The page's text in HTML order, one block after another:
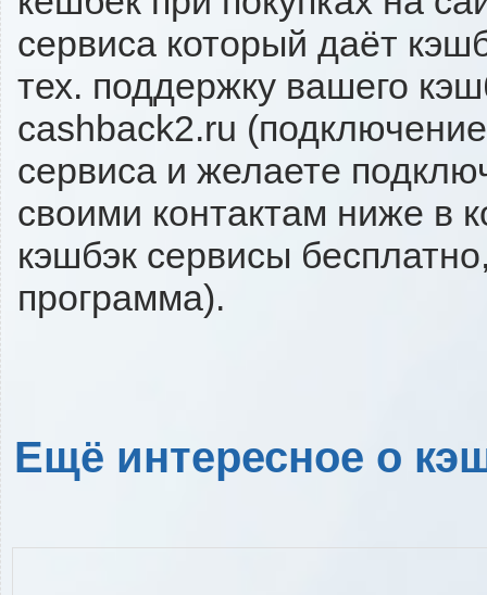
сервиса который даёт
тех. поддержку вашего
cashback2.ru
сервиса и желаете
своими контактам ниже в
кэшбэк сервисы
программа).
Ещё интересное о